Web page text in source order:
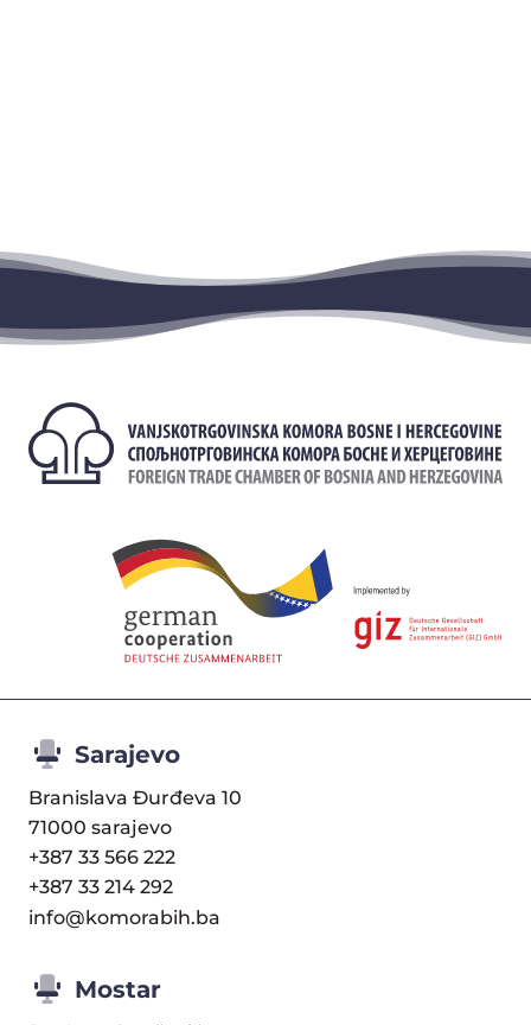
Sarajevo
Branislava Đurđeva 10
71000 sarajevo
+387 33 566 222
+387 33 214 292
info@komorabih.ba
Mostar